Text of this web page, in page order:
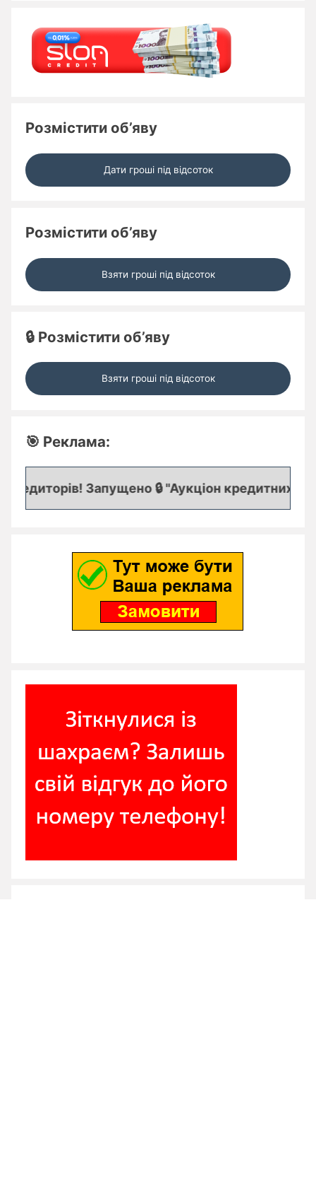
Розмістити об’яву
Дати гроші під відсоток
Розмістити об’яву
Взяти гроші під відсоток
🔒 Розмістити об’яву
Взяти гроші під відсоток
🎯 Реклама:
Запущено 🔒 "Аукціон кредитних